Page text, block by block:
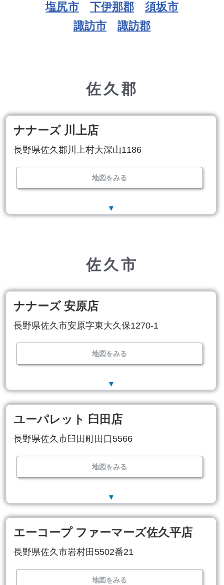
塩尻市
下伊那郡
須坂市
諏訪市
諏訪郡
佐久郡
ナナーズ 川上店
長野県佐久郡川上村大深山1186
地図をみる
▼
佐久市
ナナーズ 安原店
長野県佐久市安原字東大久保1270-1
地図をみる
▼
ユーパレット 臼田店
長野県佐久市臼田町田口5566
地図をみる
▼
エーコープ ファーマーズ佐久平店
長野県佐久市岩村田5502番21
地図をみる